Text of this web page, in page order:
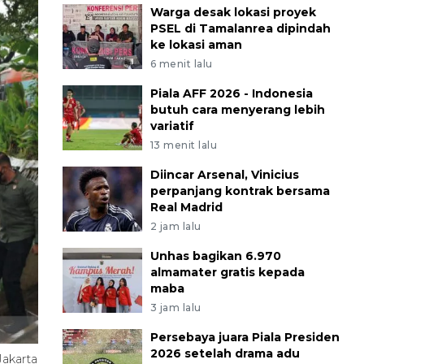
Warga desak lokasi proyek
PSEL di Tamalanrea dipindah
ke lokasi aman
6 menit lalu
Piala AFF 2026 - Indonesia
butuh cara menyerang lebih
variatif
13 menit lalu
Diincar Arsenal, Vinicius
perpanjang kontrak bersama
Real Madrid
2 jam lalu
Unhas bagikan 6.970
almamater gratis kepada
maba
3 jam lalu
Persebaya juara Piala Presiden
2026 setelah drama adu